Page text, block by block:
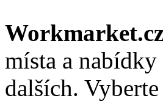
místa a nabídky
dalších.